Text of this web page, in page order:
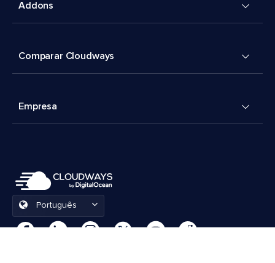
Addons
Comparar Cloudways
Empresa
Português